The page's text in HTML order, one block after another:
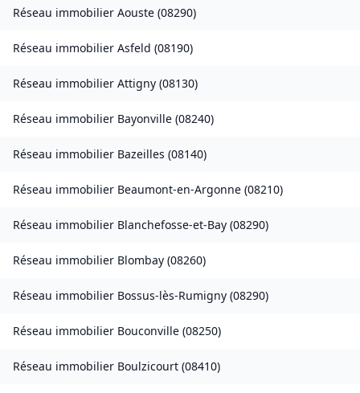
Réseau immobilier Aouste (08290)
Réseau immobilier Asfeld (08190)
Réseau immobilier Attigny (08130)
Réseau immobilier Bayonville (08240)
Réseau immobilier Bazeilles (08140)
Réseau immobilier Beaumont-en-Argonne (08210)
Réseau immobilier Blanchefosse-et-Bay (08290)
Réseau immobilier Blombay (08260)
Réseau immobilier Bossus-lès-Rumigny (08290)
Réseau immobilier Bouconville (08250)
Réseau immobilier Boulzicourt (08410)